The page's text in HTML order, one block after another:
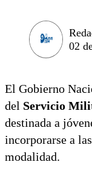
02
El Gobierno
del Servicio
destinada a
incorporarse a las
modalidad.